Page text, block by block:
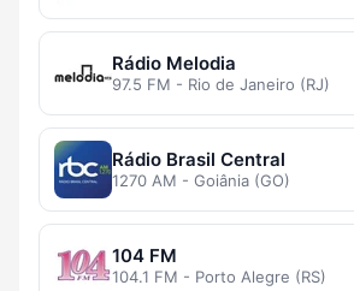
Rádio Melodia
97.5 FM - Rio de Janeiro (RJ)
Rádio Brasil Central
1270 AM - Goiânia (GO)
104 FM
104.1 FM - Porto Alegre (RS)